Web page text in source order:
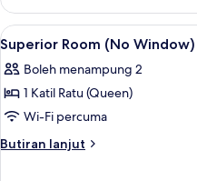
Room
(No
Window)
Lihat
semua
foto
untuk
Superior
Room
3
Superior Room (No Window)
Boleh menampung 2
1 Katil Ratu (Queen)
Wi-Fi percuma
Butiran lanjut
Butiran